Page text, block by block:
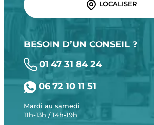
LOCALISER
BESOIN D’UN CONSEIL ?
01 47 31 84 24
06 72 10 11 51
Mardi au samedi
11h-13h / 14h-19h